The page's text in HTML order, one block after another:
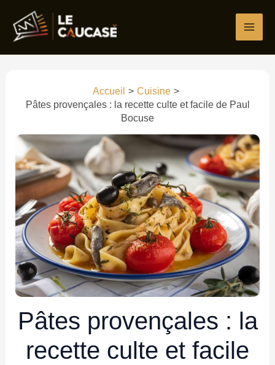
contenu
Accueil
Cuisine
Pâtes provençales : la recette culte et facile de Paul
Bocuse
Pâtes provençales : la
recette culte et facile
ici…
mail*